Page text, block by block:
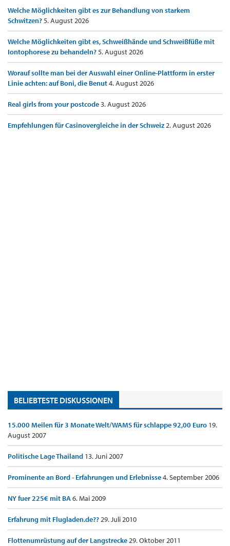
Welche Möglichkeiten gibt es zur Behandlung von starkem
Schwitzen?5. August 2026
Welche Möglichkeiten gibt es, Schweißhände und Schweißfüße mit
Iontophorese zu behandeln?5. August 2026
Worauf sollte man bei der Auswahl einer Online-Plattform in erster
Linie achten: auf Boni, die Benut4. August 2026
Real girls from your postcode3. August 2026
Empfehlungen für Casinovergleiche in der Schweiz2. August 2026
BELIEBTESTE DISKUSSIONEN
15.000 Meilen für 3 Monate Welt/WAMS für schlappe 92,00 Euro 19.
August 2007
Politische Lage Thailand 13. Juni 2007
Prominente an Bord - Erfahrungen und Erlebnisse4. September 2006
NY fuer 225€ mit BA6. Mai 2009
Erfahrung mit Flugladen.de??29. Juli 2010
Flottenumrüstung auf der Langstrecke29. Oktober 2011